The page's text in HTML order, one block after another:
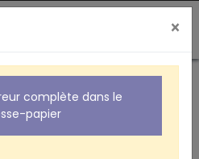
0
50mm
×
complète dans le
papier